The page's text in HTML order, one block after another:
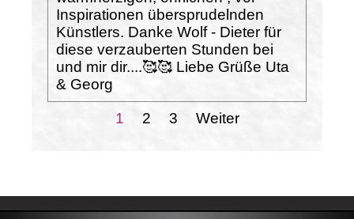
Inspirationen übersprudelnden
Künstlers. Danke Wolf - Dieter für
diese verzauberten Stunden bei
und mir dir....🥰🥰 Liebe Grüße Uta
& Georg
Aktuelle Seite:
1 Gehen Sie zu Seite:
2 Gehen Sie zu Seite:
3 Weiter